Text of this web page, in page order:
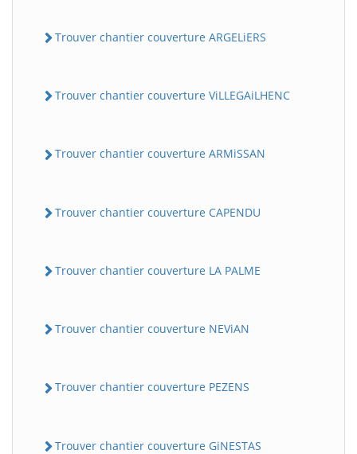
Trouver chantier couverture ARGELiERS
Trouver chantier couverture ViLLEGAiLHENC
Trouver chantier couverture ARMiSSAN
Trouver chantier couverture CAPENDU
Trouver chantier couverture LA PALME
Trouver chantier couverture NEViAN
Trouver chantier couverture PEZENS
Trouver chantier couverture GiNESTAS